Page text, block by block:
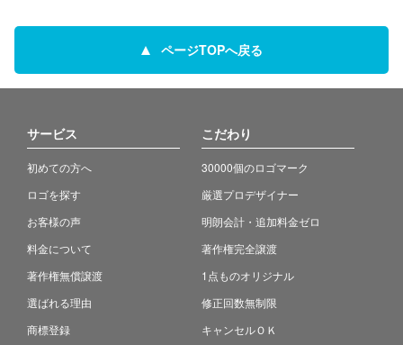
ページTOPへ戻る
サービス
初めての方へ
ロゴを探す
お客様の声
料金について
著作権無償譲渡
選ばれる理由
商標登録
こだわり
30000個のロゴマーク
厳選プロデザイナー
明朗会計・追加料金ゼロ
著作権完全譲渡
1点ものオリジナル
修正回数無制限
キャンセルＯＫ